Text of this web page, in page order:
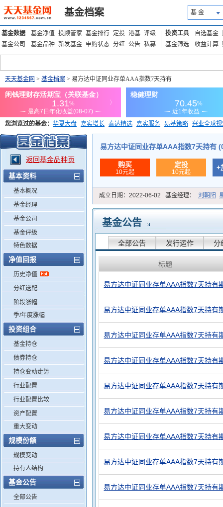
基金档案 基 金
基金数据 基金净值 投顾管家 基金排行 定投 港基 评级
基金公司
基金品种 新发基金 申购状态 分红 公告 私募
投资工具 自选基金
基金筛选
收益计算
天天基金网 > 基金档案 > 易方达中证同业存单AAA指数7天持有
您浏览过的基金： 华夏大盘 嘉实增长 泰达精选 嘉实服务 易基策略 兴业全球
添富优势 华安宏利 上证180价值ETF
返回基金品种页
基本资料
基本概况
基金经理
基金公司
基金评级
特色数据
净值回报
历史净值
分红送配
阶段涨幅
季/年度涨幅
投资组合
基金持仓
债券持仓
持仓变动走势
行业配置
行业配置比较
资产配置
重大变动
规模份额
规模变动
持有人结构
基金公告
全部公告
易方达中证同业存单AAA指数7天持有
购买
10元起
定投
10元起
+
成立日期： 2022-06-02 基金经理： 刘朝阳
基金公告
全部公告 发行运作 分
标题
易方达中证同业存单AAA指数7天持
易方达中证同业存单AAA指数7天持
易方达中证同业存单AAA指数7天持有
易方达中证同业存单AAA指数7天持
易方达中证同业存单AAA指数7天持
易方达中证同业存单AAA指数7天持有
易方达中证同业存单AAA指数7天持
易方达中证同业存单AAA指数7天持
易方达中证同业存单AAA指数7天持有